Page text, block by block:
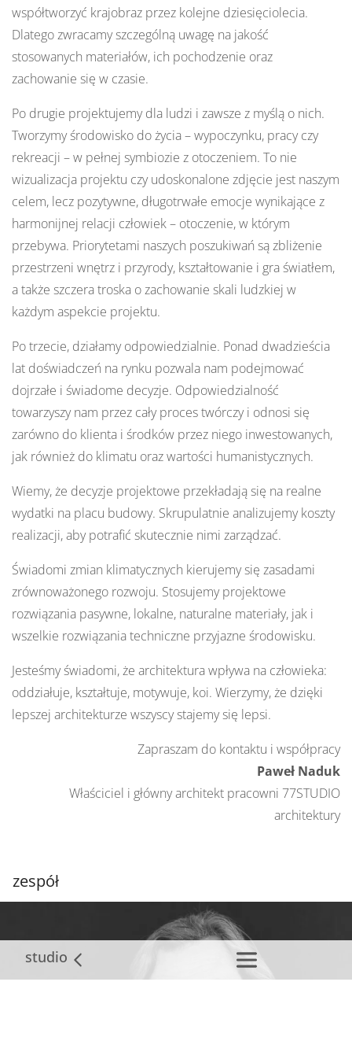
studio
współtworzyć krajobraz przez kolejne dziesięciolecia.
Dlatego zwracamy szczególną uwagę na jakość
stosowanych materiałów, ich pochodzenie oraz
zachowanie się w czasie.
Po drugie projektujemy dla ludzi i zawsze z myślą o nich.
Tworzymy środowisko do życia – wypoczynku, pracy czy
rekreacji – w pełnej symbiozie z otoczeniem. To nie
wizualizacja projektu czy udoskonalone zdjęcie jest naszym
celem, lecz pozytywne, długotrwałe emocje wynikające z
harmonijnej relacji człowiek – otoczenie, w którym
przebywa. Priorytetami naszych poszukiwań są zbliżenie
przestrzeni wnętrz i przyrody, kształtowanie i gra światłem,
a także szczera troska o zachowanie skali ludzkiej w
każdym aspekcie projektu.
Po trzecie, działamy odpowiedzialnie. Ponad dwadzieścia
lat doświadczeń na rynku pozwala nam podejmować
dojrzałe i świadome decyzje. Odpowiedzialność
towarzyszy nam przez cały proces twórczy i odnosi się
zarówno do klienta i środków przez niego inwestowanych,
jak również do klimatu oraz wartości humanistycznych.
Wiemy, że decyzje projektowe przekładają się na realne
wydatki na placu budowy. Skrupulatnie analizujemy koszty
realizacji, aby potrafić skutecznie nimi zarządzać.
Świadomi zmian klimatycznych kierujemy się zasadami
zrównoważonego rozwoju. Stosujemy projektowe
rozwiązania pasywne, lokalne, naturalne materiały, jak i
wszelkie rozwiązania techniczne przyjazne środowisku.
Jesteśmy świadomi, że architektura wpływa na człowieka:
oddziałuje, kształtuje, motywuje, koi. Wierzymy, że dzięki
lepszej architekturze wszyscy stajemy się lepsi.
Zapraszam do kontaktu i współpracy
Paweł Naduk
Właściciel i główny architekt pracowni 77STUDIO
architektury
zespół